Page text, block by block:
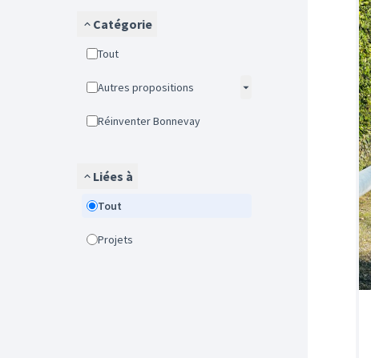
Catégorie
Tout
Autres propositions
Réinventer Bonnevay
Liées à
Tout
Projets